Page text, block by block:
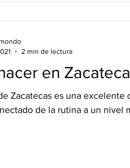
en
Zacatecas es una excelente
de la rutina a un nivel
2 min de lectura